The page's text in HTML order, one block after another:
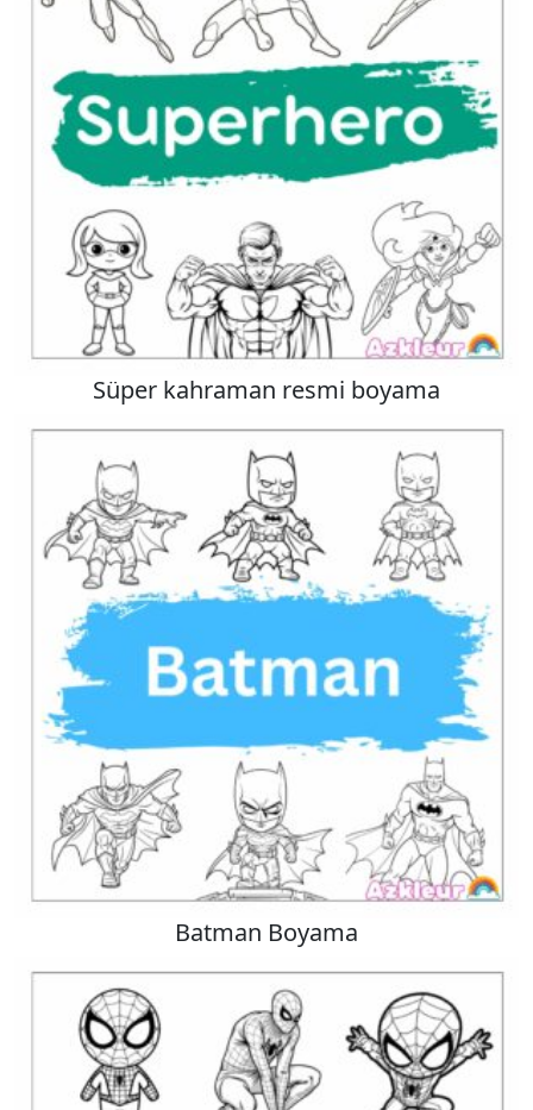
Süper kahraman resmi boyama
Batman Boyama